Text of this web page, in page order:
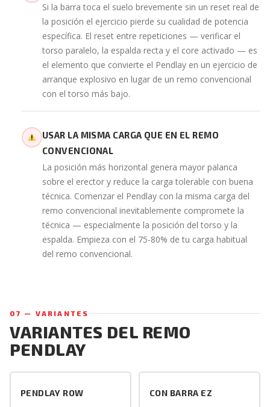
Si la barra toca el suelo brevemente sin un reset real de
la posición el ejercicio pierde su cualidad de potencia
específica. El reset entre repeticiones — verificar el
torso paralelo, la espalda recta y el core activado — es
el elemento que convierte el Pendlay en un ejercicio de
arranque explosivo en lugar de un remo convencional
con el torso más bajo.
USAR LA MISMA CARGA QUE EN EL REMO
CONVENCIONAL
La posición más horizontal genera mayor palanca
sobre el erector y reduce la carga tolerable con buena
técnica. Comenzar el Pendlay con la misma carga del
remo convencional inevitablemente compromete la
técnica — especialmente la posición del torso y la
espalda. Empieza con el 75-80% de tu carga habitual
del remo convencional.
07 — VARIANTES
VARIANTES DEL REMO
PENDLAY
PENDLAY ROW
CON BARRA EZ